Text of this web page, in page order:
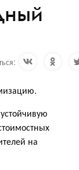
на